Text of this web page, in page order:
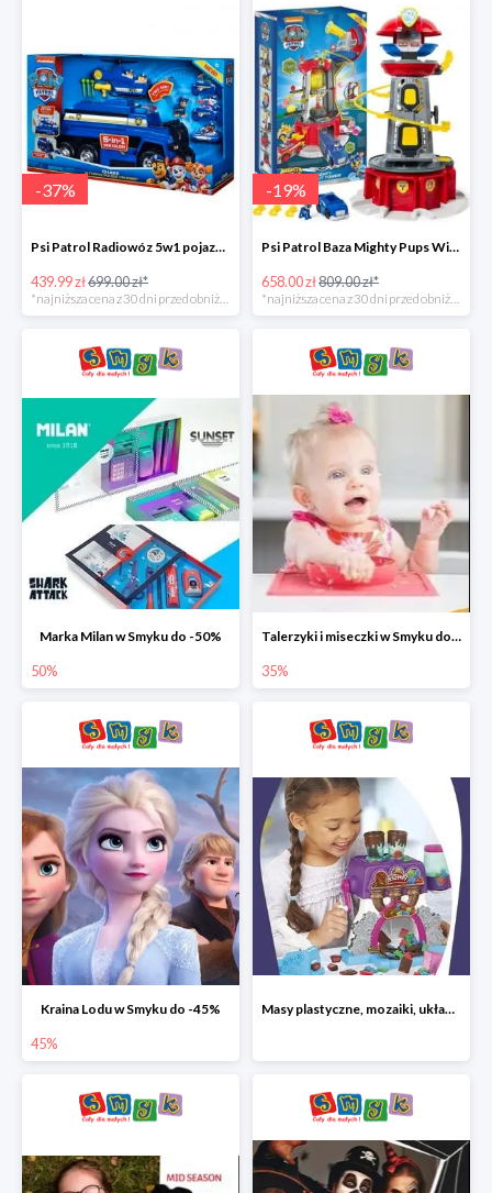
-37%
Psi Patrol Radiowóz 5w1 pojazd ratunkowy z figurką Chase'a -37%
439.99 zł699.00 zł*
-19%
Psi Patrol Baza Mighty Pups Wieża obserwacyjna+pojazd z figurką -19%
658.00 zł809.00 zł*
Marka Milan w Smyku do -50%
50%
Talerzyki i miseczki w Smyku do -35%
35%
Kraina Lodu w Smyku do -45%
45%
Masy plastyczne, mozaiki, układanki do -45%